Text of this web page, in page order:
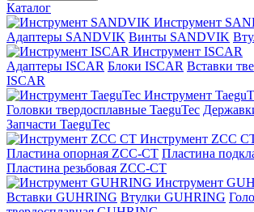
Каталог
Инструмент
Адаптеры SANDVIK Винты SANDVIK
Инструмент ISCAR
Адаптеры ISCAR Блоки ISCAR Вставки
ISCAR
Инструмент
Головки твердосплавные TaeguTec
Запчасти TaeguTec
Инструмент ZCС
Пластина опорная ZCC-CT Пластина
Пластина резьбовая ZCC-CT
Инструмент
Вставки GUHRING Втулки GUHRING